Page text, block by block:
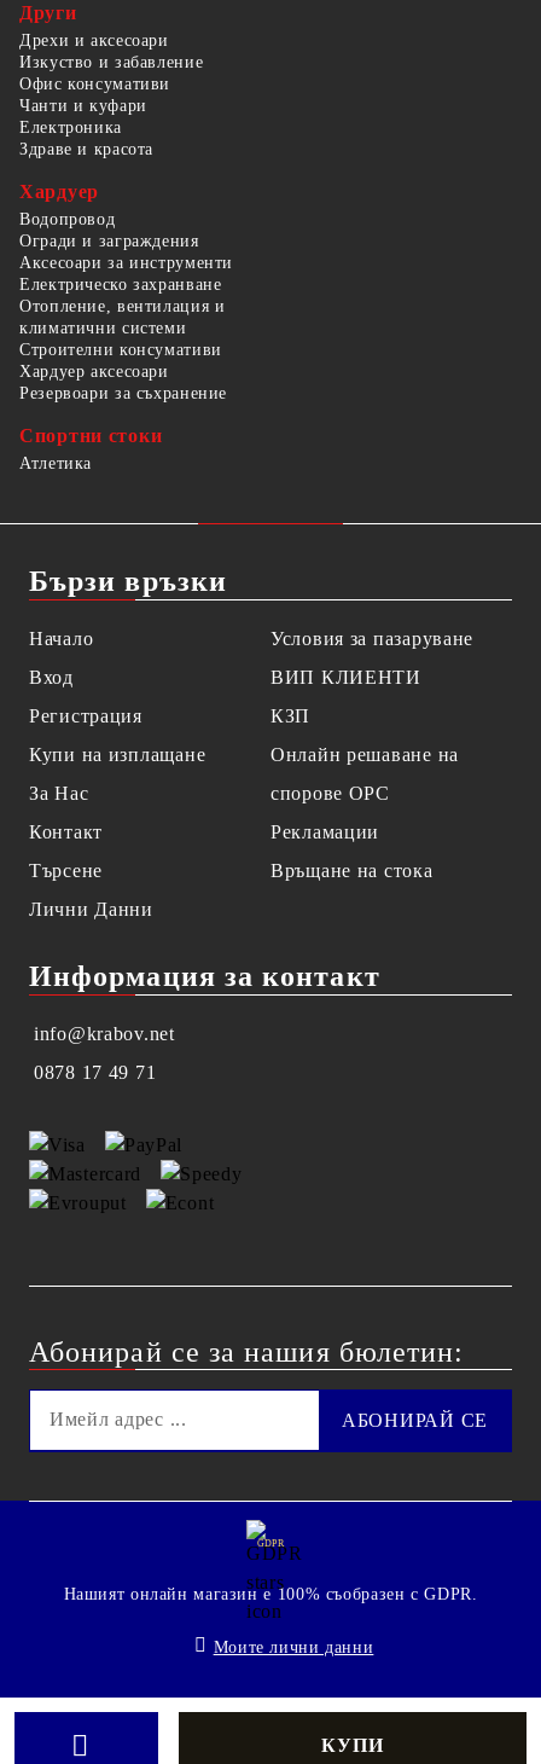
Други
Дрехи и аксесоари
Изкуство и забавление
Офис консумативи
Чанти и куфари
Електроника
Здраве и красота
Хардуер
Водопровод
Огради и заграждения
Аксесоари за инструменти
Електрическо захранване
Отопление, вентилация и
климатични системи
Строителни консумативи
Хардуер аксесоари
Резервоари за съхранение
Спортни стоки
Атлетика
Бързи връзки
Начало
Вход
Регистрация
Купи на изплащане
За Нас
Контакт
Търсене
Лични Данни
Условия за пазаруване
ВИП КЛИЕНТИ
КЗП
Онлайн решаване на
спорове OPC
Рекламации
Връщане на стока
Информация за контакт
info@krabov.net
0878 17 49 71
Абонирай се за нашия бюлетин:
GDPR
Нашият онлайн магазин е 100% съобразен с GDPR.
Моите лични данни